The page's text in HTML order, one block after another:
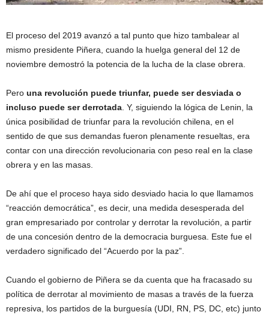
El proceso del 2019 avanzó a tal punto que hizo tambalear al
mismo presidente Piñera, cuando la huelga general del 12 de
noviembre demostró la potencia de la lucha de la clase obrera.
Pero una revolución puede triunfar, puede ser desviada o
incluso puede ser derrotada . Y, siguiendo la lógica de Lenin, la
única posibilidad de triunfar para la revolución chilena, en el
sentido de que sus demandas fueron plenamente resueltas, era
contar con una dirección revolucionaria con peso real en la clase
obrera y en las masas.
De ahí que el proceso haya sido desviado hacia lo que llamamos
“reacción democrática”, es decir, una medida desesperada del
gran empresariado por controlar y derrotar la revolución, a partir
de una concesión dentro de la democracia burguesa. Este fue el
verdadero significado del “Acuerdo por la paz”.
Cuando el gobierno de Piñera se da cuenta que ha fracasado su
política de derrotar al movimiento de masas a través de la fuerza
represiva, los partidos de la burguesía (UDI, RN, PS, DC, etc) junto